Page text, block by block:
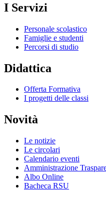
I Servizi
Personale scolastico
Famiglie e studenti
Percorsi di studio
Didattica
Offerta Formativa
I progetti delle classi
Novità
Le notizie
Le circolari
Calendario eventi
Amministrazione
Albo Online
Bacheca RSU